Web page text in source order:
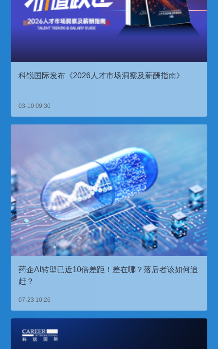
科锐国际发布《2026人才市场洞察及薪酬指南》
03-10 09:30
药企AI转型已近10倍差距！差在哪？落后者该如何追
赶？
07-23 10:26